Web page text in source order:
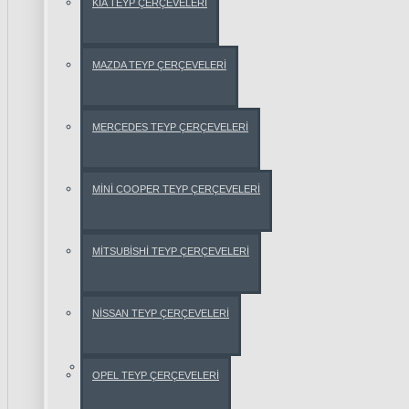
KİA TEYP ÇERÇEVELERİ
MAZDA TEYP ÇERÇEVELERİ
MERCEDES TEYP ÇERÇEVELERİ
MİNİ COOPER TEYP ÇERÇEVELERİ
MİTSUBİSHİ TEYP ÇERÇEVELERİ
NİSSAN TEYP ÇERÇEVELERİ
OPEL TEYP ÇERÇEVELERİ
A3
A4
AUDİ
Q5